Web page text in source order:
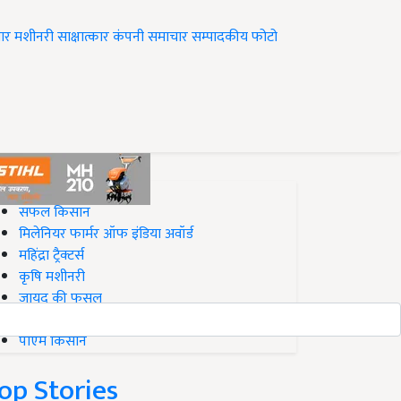
मशीनरीसाक्षात्कारकंपनी समाचारसम्पादकीयफोटो
on Krishi Jagran
सफल किसान
मिलेनियर फार्मर ऑफ इंडिया अवॉर्ड
महिंद्रा ट्रैक्टर्स
कृषि मशीनरी
जायद की फसल
पीएम किसान
Stories